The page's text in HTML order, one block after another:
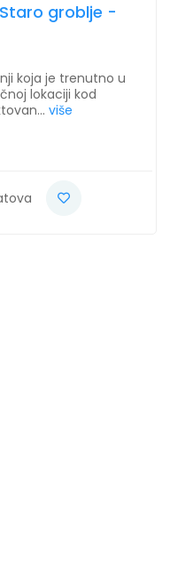
groblje -
koja je trenutno u
lokaciji kod
više